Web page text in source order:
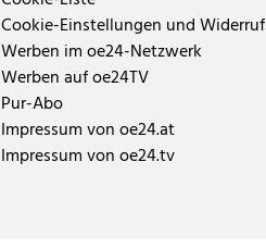
Cookie-Einstellungen und Widerruf
Werben im oe24-Netzwerk
Werben auf oe24TV
Pur-Abo
Impressum von oe24.at
Impressum von oe24.tv